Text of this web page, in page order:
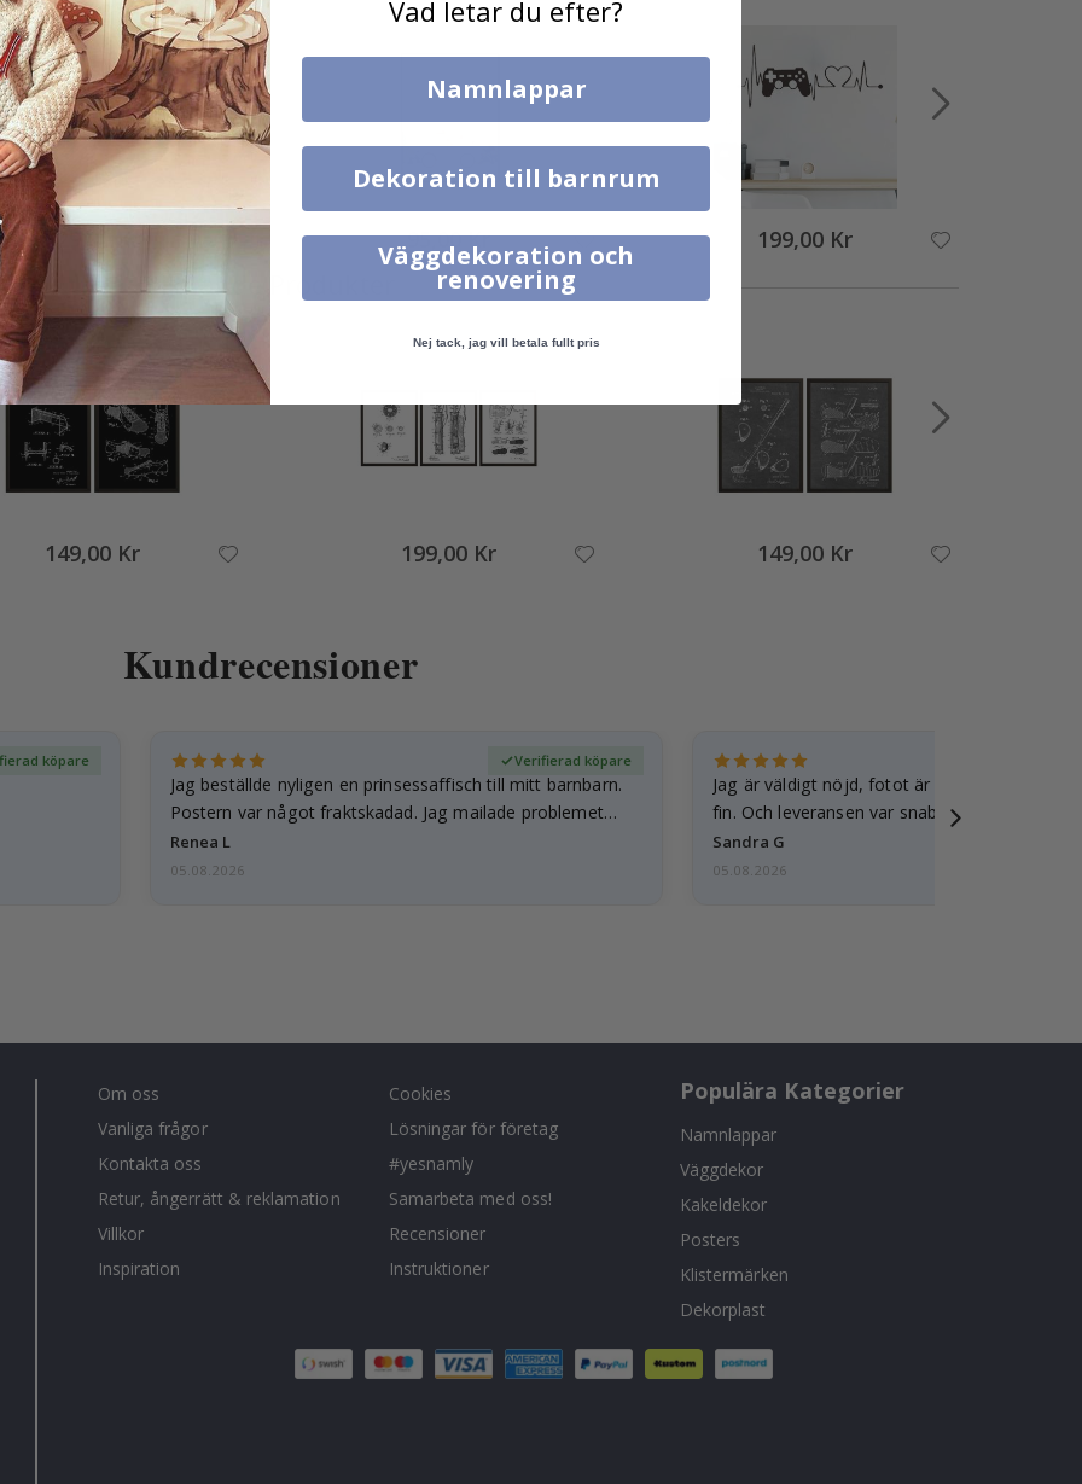
129,00 Kr 95,00 Kr 199,00 Kr
Liknande Produkter
149,00 Kr 199,00 Kr 149,00 Kr
Kundrecensioner
köpare
Jag beställde nyligen en prinsessaffisch till mitt barnbarn.
Postern var något fraktskadad. Jag mailade problemet
och…
Renea L
Verifierad köpare
05.08.2026
Jag är väldigt nöjd, fotot är välgjort och
fin. Och leveransen var snabb.
Sandra G
05.08.2026
Om oss
Vanliga frågor
Kontakta oss
Retur, ångerrätt & reklamation
Villkor
Inspiration
Cookies
Lösningar för företag
#yesnamly
Samarbeta med oss!
Recensioner
Instruktioner
Populära Kategorier
Namnlappar
Väggdekor
Kakeldekor
Posters
Klistermärken
Dekorplast
Vad letar du efter?
Namnlappar
Dekoration till barnrum
Väggdekoration och
renovering
Nej tack, jag vill betala fullt pris